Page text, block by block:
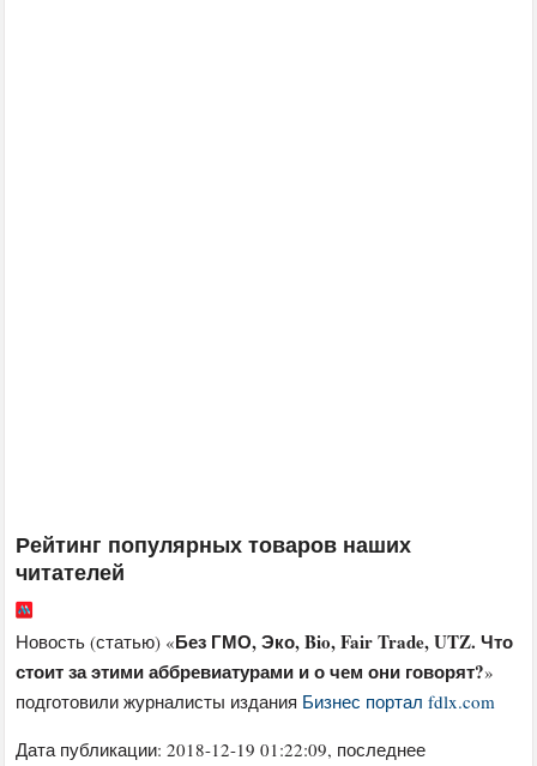
Рейтинг популярных товаров наших
читателей
Новость (статью) «Без ГМО, Эко, Bio, Fair Trade, UTZ. Что
стоит за этими аббревиатурами и о чем они говорят?»
подготовили журналисты издания Бизнес портал fdlx.com
Дата публикации:2018-12-19 01:22:09, последнее